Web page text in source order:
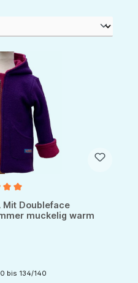
Doubleface
muckelig warm
bis 134/140